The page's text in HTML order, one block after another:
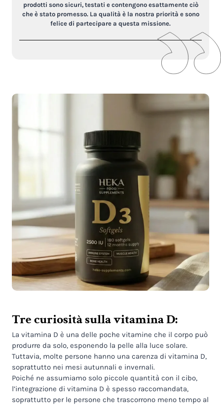
prodotti sono sicuri, testati e contengono esattamente ciò
che è stato promesso. La qualità è la nostra priorità e sono
felice di partecipare a questa missione.
Tre curiosità sulla vitamina D:
La vitamina D è una delle poche vitamine che il corpo può
produrre da solo, esponendo la pelle alla luce solare.
Tuttavia, molte persone hanno una carenza di vitamina D,
soprattutto nei mesi autunnali e invernali.
Poiché ne assumiamo solo piccole quantità con il cibo,
l’integrazione di vitamina D è spesso raccomandata,
soprattutto per le persone che trascorrono meno tempo al